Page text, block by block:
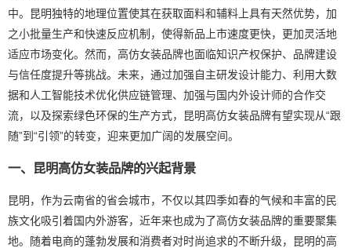
中。昆明独特的地理位置使其在获取面料和辅料上具有天然优势，加
之小批量生产和快速反应机制，使得新品上市速度更快，更加灵活地
适应市场变化。然而，高仿女装品牌也面临知识产权保护、品牌建设
与信任度提升等挑战。未来，通过加强自主研发设计能力、利用大数
据和人工智能技术优化供应链管理、加强与国内外设计师的合作交
流，以及探索绿色环保的生产方式，昆明高仿女装品牌有望实现从“跟
随”到“引领”的转变，迎来更加广阔的发展空间。
一、昆明高仿女装品牌的兴起背景
昆明，作为云南省的省会城市，不仅以其四季如春的气候和丰富的民
族文化吸引着国内外游客，近年来也成为了高仿女装品牌的重要聚集
地。随着电商的蓬勃发展和消费者对时尚追求的不断升级，昆明的高